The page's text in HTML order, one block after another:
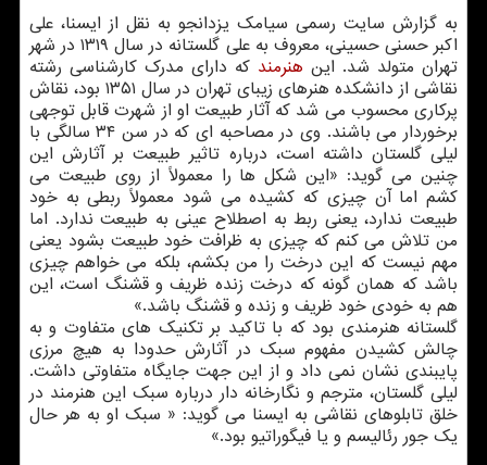
به گزارش سایت رسمی سیامک یزدانجو به نقل از ایسنا، علی
اکبر حسنی حسینی، معروف به علی گلستانه در سال ۱۳۱۹ در شهر
تهران متولد شد. این هنرمند که دارای مدرک کارشناسی رشته
نقاشی از دانشکده هنرهای زیبای تهران در سال ۱۳۵۱ بود، نقاش
پرکاری محسوب می شد که آثار طبیعت او از شهرت قابل توجهی
برخوردار می باشند. وی در مصاحبه ای که در سن ۳۴ سالگی با
لیلی گلستان داشته است، درباره تاثیر طبیعت بر آثارش این
چنین می گوید: «این شکل ها را معمولاً از روی طبیعت می
کشم اما آن چیزی که کشیده می شود معمولاً ربطی به خود
طبیعت ندارد، یعنی ربط به اصطلاح عینی به طبیعت ندارد. اما
من تلاش می کنم که چیزی به ظرافت خود طبیعت بشود یعنی
مهم نیست که این درخت را من بکشم، بلکه می خواهم چیزی
باشد که همان گونه که درخت زنده ظریف و قشنگ است، این
هم به خودی خود ظریف و زنده و قشنگ باشد.»
گلستانه هنرمندی بود که با تاکید بر تکنیک های متفاوت و به
چالش کشیدن مفهوم سبک در آثارش حدودا به هیچ مرزی
پایبندی نشان نمی داد و از این جهت جایگاه متفاوتی داشت.
لیلی گلستان، مترجم و نگارخانه دار درباره سبک این هنرمند در
خلق تابلوهای نقاشی به ایسنا می گوید: « سبک او به هر حال
یک جور رئالیسم و یا فیگوراتیو بود.»